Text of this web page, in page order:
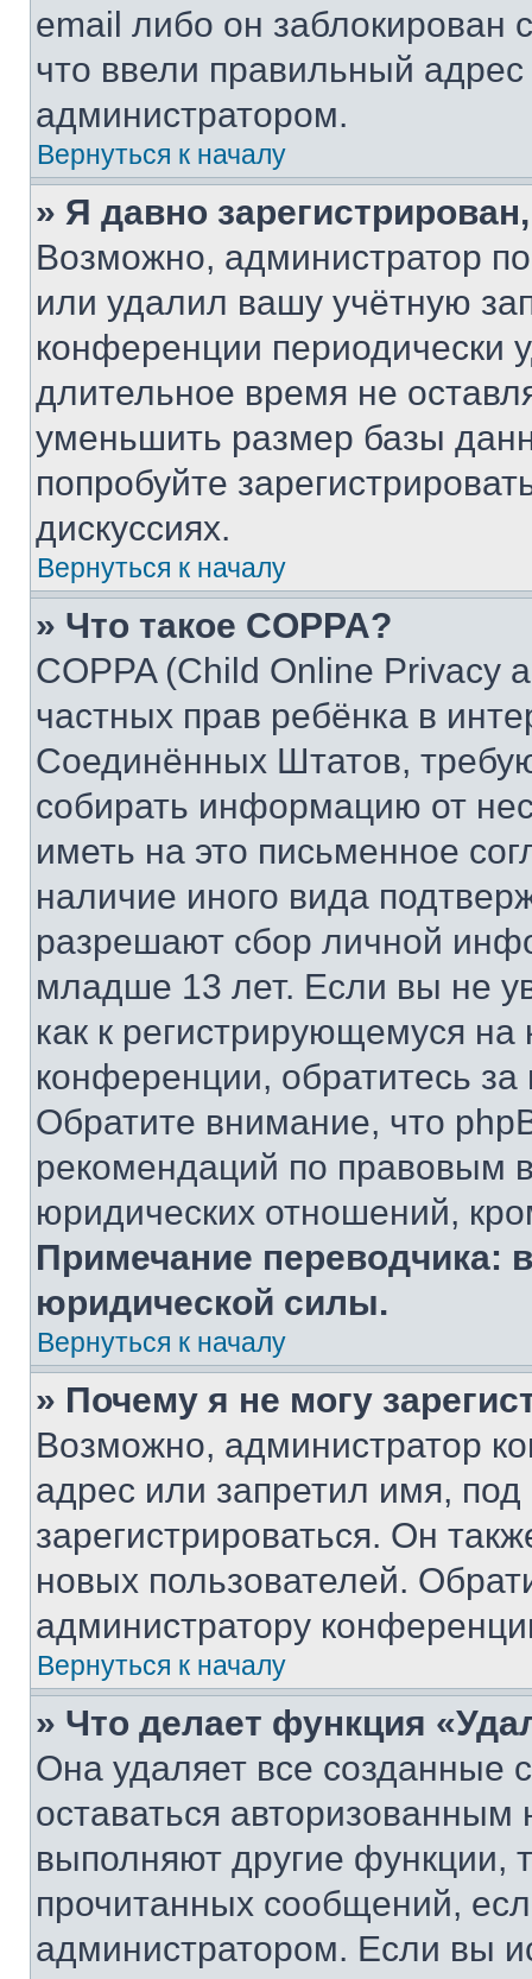
email либо он
что ввели правильный адрес
администратором.
Вернуться к началу
» Я давно
Возможно, администратор
или удалил вашу учётную
конференции периодически
длительное время не
уменьшить размер базы
попробуйте
дискуссиях.
Вернуться к началу
» Что такое COPPA?
COPPA (Child Online Privacy
частных прав ребёнка в
Соединённых Штатов,
собирать информацию от
иметь на это письменное
наличие иного вида
разрешают сбор личной
младше 13 лет. Если вы не
как к регистрирующемуся
конференции, обратитесь
Обратите внимание, что
рекомендаций по правовым
юридических отношений,
Примечание переводчика:
юридической силы.
Вернуться к началу
» Почему я не могу
Возможно, администратор
адрес или запретил имя,
зарегистрироваться. Он
новых пользователей.
администратору
Вернуться к началу
» Что делает функция
Она удаляет все созданные
оставаться
выполняют другие функции,
прочитанных сообщений,
администратором. Если вы